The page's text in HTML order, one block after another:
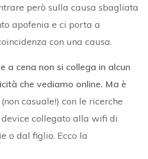
però sulla causa sbagliata
apofenia e ci porta a
con una causa.
a cena non si collega in alcun
che vediamo online. Ma è
(non casuale!) con le ricerche
collegato alla wifi di
o dal figlio. Ecco la